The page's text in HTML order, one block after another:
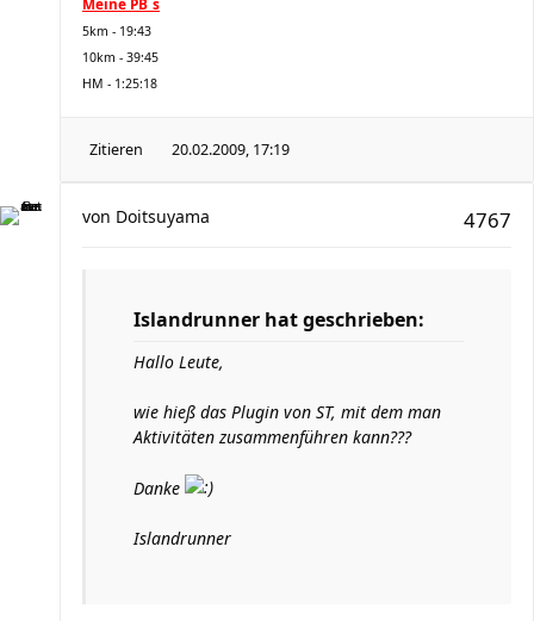
5km - 19:43
10km - 39:45
HM - 1:25:18
Zitieren 20.02.2009, 17:19
4767
von Doitsuyama
Islandrunner hat geschrieben:
Hallo Leute,
wie hieß das Plugin von ST, mit dem man
Aktivitäten zusammenführen kann???
Danke
Islandrunner